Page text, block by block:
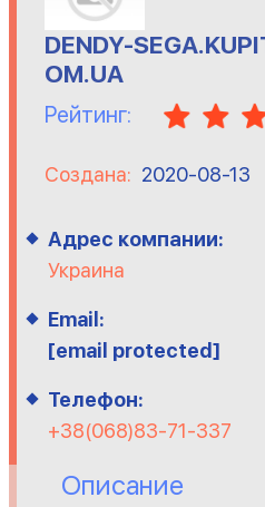
DENDY-
OM.UA
Рейтинг:
Создана: 2020-08-13
Адрес компании:
Украина
Email:
[email protected]
Телефон:
+38(068)83-71-337
Описание